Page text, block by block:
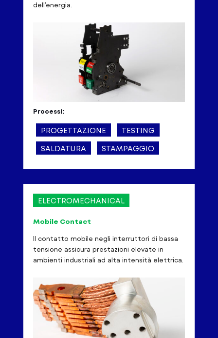
dell’energia.
Processi:
PROGETTAZIONE TESTING
SALDATURA STAMPAGGIO
ELECTROMECHANICAL
Mobile Contact
Il contatto mobile negli interruttori di bassa
tensione assicura prestazioni elevate in
ambienti industriali ad alta intensità elettrica.